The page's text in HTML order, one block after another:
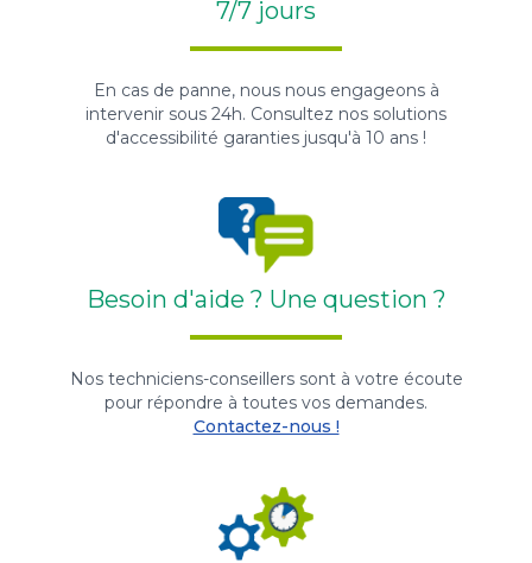
7/7 jours
En cas de panne, nous nous engageons à
intervenir sous 24h. Consultez nos solutions
d'accessibilité garanties jusqu'à 10 ans !
Besoin d'aide ? Une question ?
Nos techniciens-conseillers sont à votre écoute
pour répondre à toutes vos demandes.
Contactez-nous !